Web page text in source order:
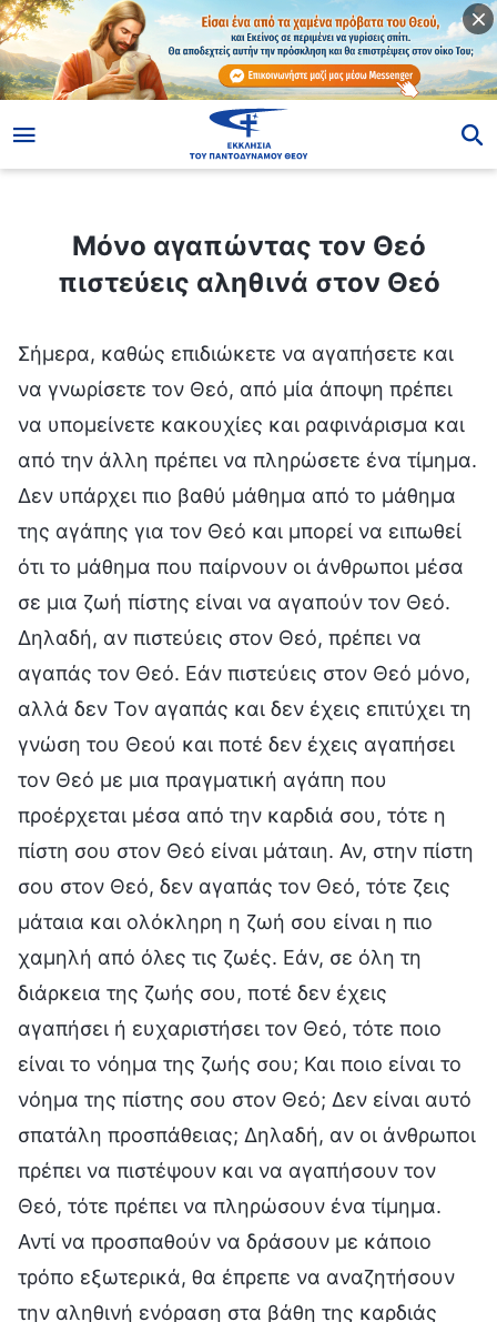
Μόνο αγαπώντας τον Θεό
πιστεύεις αληθινά στον Θεό
Σήμερα, καθώς επιδιώκετε να αγαπήσετε και
να γνωρίσετε τον Θεό, από μία άποψη πρέπει
να υπομείνετε κακουχίες και ραφινάρισμα και
από την άλλη πρέπει να πληρώσετε ένα τίμημα.
Δεν υπάρχει πιο βαθύ μάθημα από το μάθημα
της αγάπης για τον Θεό και μπορεί να ειπωθεί
ότι το μάθημα που παίρνουν οι άνθρωποι μέσα
σε μια ζωή πίστης είναι να αγαπούν τον Θεό.
Δηλαδή, αν πιστεύεις στον Θεό, πρέπει να
αγαπάς τον Θεό. Εάν πιστεύεις στον Θεό μόνο,
αλλά δεν Τον αγαπάς και δεν έχεις επιτύχει τη
γνώση του Θεού και ποτέ δεν έχεις αγαπήσει
τον Θεό με μια πραγματική αγάπη που
προέρχεται μέσα από την καρδιά σου, τότε η
πίστη σου στον Θεό είναι μάταιη. Αν, στην πίστη
σου στον Θεό, δεν αγαπάς τον Θεό, τότε ζεις
μάταια και ολόκληρη η ζωή σου είναι η πιο
χαμηλή από όλες τις ζωές. Εάν, σε όλη τη
διάρκεια της ζωής σου, ποτέ δεν έχεις
αγαπήσει ή ευχαριστήσει τον Θεό, τότε ποιο
είναι το νόημα της ζωής σου; Και ποιο είναι το
νόημα της πίστης σου στον Θεό; Δεν είναι αυτό
σπατάλη προσπάθειας; Δηλαδή, αν οι άνθρωποι
πρέπει να πιστέψουν και να αγαπήσουν τον
Θεό, τότε πρέπει να πληρώσουν ένα τίμημα.
Αντί να προσπαθούν να δράσουν με κάποιο
τρόπο εξωτερικά, θα έπρεπε να αναζητήσουν
την αληθινή ενόραση στα βάθη της καρδιάς